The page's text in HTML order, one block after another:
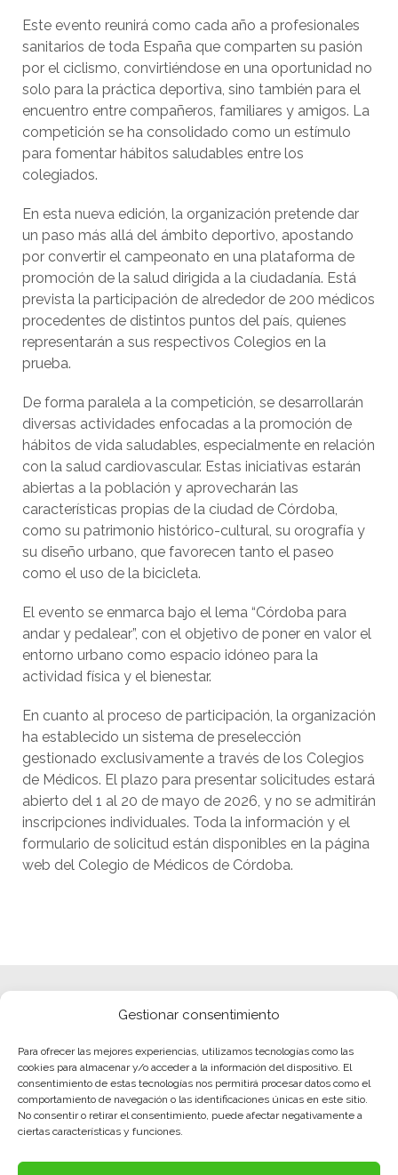
Gestionar consentimiento
Para ofrecer las mejores experiencias, utilizamos tecnologías como las
cookies para almacenar y/o acceder a la información del dispositivo. El
consentimiento de estas tecnologías nos permitirá procesar datos como el
comportamiento de navegación o las identificaciones únicas en este sitio.
No consentir o retirar el consentimiento, puede afectar negativamente a
ciertas características y funciones.
Este evento reunirá como cada año a profesionales
sanitarios de toda España que comparten su pasión
por el ciclismo, convirtiéndose en una oportunidad no
solo para la práctica deportiva, sino también para el
encuentro entre compañeros, familiares y amigos. La
competición se ha consolidado como un estímulo
para fomentar hábitos saludables entre los
colegiados.
En esta nueva edición, la organización pretende dar
un paso más allá del ámbito deportivo, apostando
por convertir el campeonato en una plataforma de
promoción de la salud dirigida a la ciudadanía. Está
prevista la participación de alrededor de 200 médicos
procedentes de distintos puntos del país, quienes
representarán a sus respectivos Colegios en la
prueba.
De forma paralela a la competición, se desarrollarán
diversas actividades enfocadas a la promoción de
hábitos de vida saludables, especialmente en relación
con la salud cardiovascular. Estas iniciativas estarán
abiertas a la población y aprovecharán las
características propias de la ciudad de Córdoba,
como su patrimonio histórico-cultural, su orografía y
su diseño urbano, que favorecen tanto el paseo
como el uso de la bicicleta.
El evento se enmarca bajo el lema “Córdoba para
andar y pedalear”, con el objetivo de poner en valor el
entorno urbano como espacio idóneo para la
actividad física y el bienestar.
En cuanto al proceso de participación, la organización
ha establecido un sistema de preselección
gestionado exclusivamente a través de los Colegios
de Médicos. El plazo para presentar solicitudes estará
abierto del 1 al 20 de mayo de 2026, y no se admitirán
inscripciones individuales. Toda la información y el
formulario de solicitud están disponibles en la página
web del Colegio de Médicos de Córdoba.